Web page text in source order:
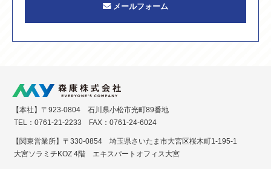
メールフォーム
【本社】〒923-0804 石川県小松市光町89番地
TEL：0761-21-2233 FAX：0761-24-6024
【関東営業所】〒330-0854 埼玉県さいたま市大宮区桜木町1-195-1
大宮ソラミチKOZ 4階 エキスパートオフィス大宮